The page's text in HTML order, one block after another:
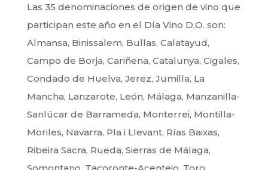
Las 35 denominaciones de origen de vino que
participan este año en el Día Vino D.O. son:
Almansa, Binissalem, Bullas, Calatayud,
Campo de Borja, Cariñena, Catalunya, Cigales,
Condado de Huelva, Jerez, Jumilla, La
Mancha, Lanzarote, León, Málaga, Manzanilla-
Sanlúcar de Barrameda, Monterrei, Montilla-
Moriles, Navarra, Pla i Llevant, Rías Baixas,
Ribeira Sacra, Rueda, Sierras de Málaga,